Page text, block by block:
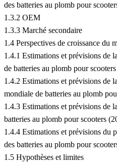
des batteries au plomb pour
1.3.2 OEM
1.3.3 Marché secondaire
1.4 Perspectives de croissance du
1.4.1 Estimations et prévisions de
de batteries au plomb pour
1.4.2 Estimations et prévisions de
mondiale de batteries au plomb
1.4.3 Estimations et prévisions de
batteries au plomb pour scooters
1.4.4 Estimations et prévisions du
des batteries au plomb pour
1.5 Hypothèses et limites